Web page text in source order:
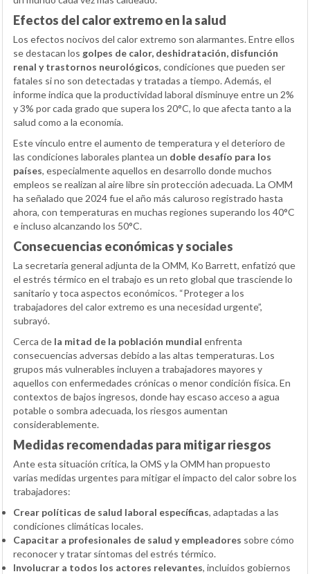
Efectos del calor extremo en la salud
Los efectos nocivos del calor extremo son alarmantes. Entre ellos
se destacan los golpes de calor, deshidratación, disfunción
renal y trastornos neurológicos, condiciones que pueden ser
fatales si no son detectadas y tratadas a tiempo. Además, el
informe indica que la productividad laboral disminuye entre un 2%
y 3% por cada grado que supera los 20°C, lo que afecta tanto a la
salud como a la economía.
Este vínculo entre el aumento de temperatura y el deterioro de
las condiciones laborales plantea un doble desafío para los
países, especialmente aquellos en desarrollo donde muchos
empleos se realizan al aire libre sin protección adecuada. La OMM
ha señalado que 2024 fue el año más caluroso registrado hasta
ahora, con temperaturas en muchas regiones superando los 40°C
e incluso alcanzando los 50°C.
Consecuencias económicas y sociales
La secretaria general adjunta de la OMM, Ko Barrett, enfatizó que
el estrés térmico en el trabajo es un reto global que trasciende lo
sanitario y toca aspectos económicos. “Proteger a los
trabajadores del calor extremo es una necesidad urgente”,
subrayó.
Cerca de la mitad de la población mundial enfrenta
consecuencias adversas debido a las altas temperaturas. Los
grupos más vulnerables incluyen a trabajadores mayores y
aquellos con enfermedades crónicas o menor condición física. En
contextos de bajos ingresos, donde hay escaso acceso a agua
potable o sombra adecuada, los riesgos aumentan
considerablemente.
Medidas recomendadas para mitigar riesgos
Ante esta situación crítica, la OMS y la OMM han propuesto
varias medidas urgentes para mitigar el impacto del calor sobre los
trabajadores:
Crear políticas de salud laboral específicas, adaptadas a las
condiciones climáticas locales.
Capacitar a profesionales de salud y empleadores sobre cómo
reconocer y tratar síntomas del estrés térmico.
Involucrar a todos los actores relevantes, incluidos gobiernos